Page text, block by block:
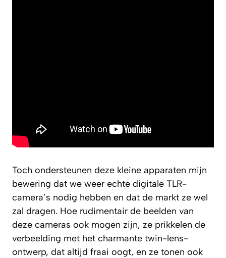
Toch ondersteunen deze kleine apparaten mijn
bewering dat we weer echte digitale TLR-
camera’s nodig hebben en dat de markt ze wel
zal dragen. Hoe rudimentair de beelden van
deze cameras ook mogen zijn, ze prikkelen de
verbeelding met het charmante twin-lens-
ontwerp, dat altijd fraai oogt, en ze tonen ook